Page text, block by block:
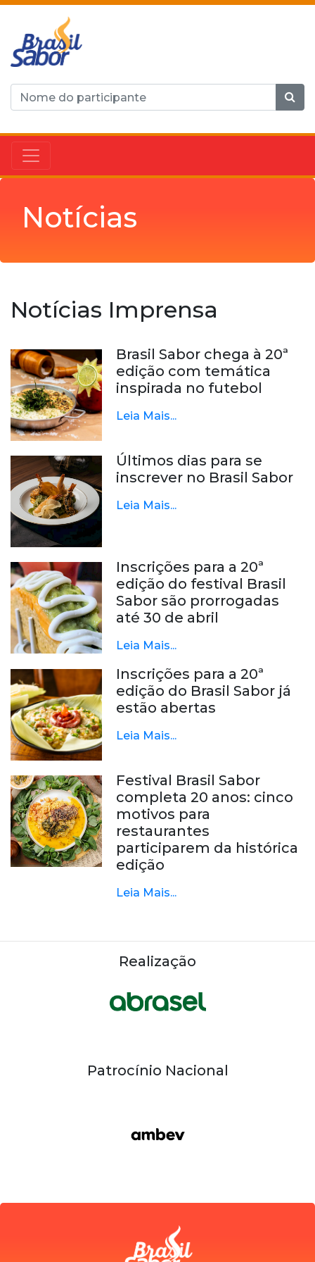
Notícias
Notícias Imprensa
Brasil Sabor chega à 20ª
edição com temática
inspirada no futebol
Leia Mais...
Últimos dias para se
inscrever no Brasil Sabor
Leia Mais...
Inscrições para a 20ª
edição do festival Brasil
Sabor são prorrogadas
até 30 de abril
Leia Mais...
Inscrições para a 20ª
edição do Brasil Sabor já
estão abertas
Leia Mais...
Festival Brasil Sabor
completa 20 anos: cinco
motivos para
restaurantes
participarem da histórica
edição
Leia Mais...
Realização
Patrocínio Nacional